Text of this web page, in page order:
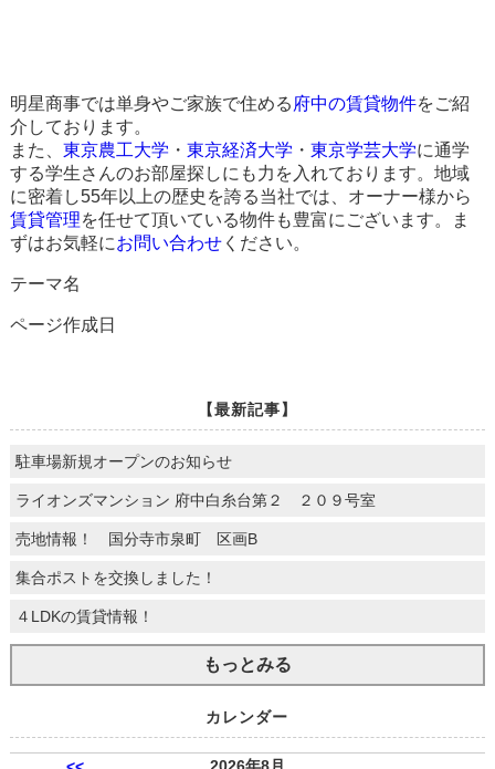
明星商事では単身やご家族で住める 府中の賃貸物件をご紹
介しております。
また、 東京農工大学 ・ 東京経済大学 ・ 東京学芸大学に通学
する学生さんのお部屋探しにも力を入れております。地域
に密着し55年以上の歴史を誇る当社では、オーナー様から
賃貸管理を任せて頂いている物件も豊富にございます。ま
ずはお気軽にお問い合わせください。
テーマ名
ページ作成日
【最新記事】
駐車場新規オープンのお知らせ
ライオンズマンション 府中白糸台第２ ２０９号室
売地情報！ 国分寺市泉町 区画B
集合ポストを交換しました！
４LDKの賃貸情報！
もっとみる
カレンダー